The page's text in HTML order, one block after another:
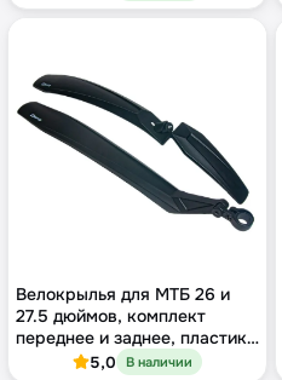
Велокрылья для МТБ 26 и
27.5 дюймов, комплект
переднее и заднее, пластик,
чёрные
5,0 В наличии